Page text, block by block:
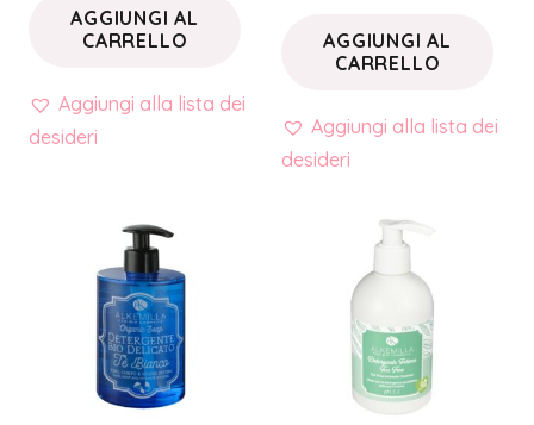
AGGIUNGI AL
CARRELLO
Aggiungi alla lista dei
desideri
AGGIUNGI AL
CARRELLO
Aggiungi alla lista dei
desideri